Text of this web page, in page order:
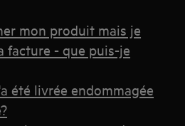
mon produit mais je
facture - que puis-je
été livrée endommagée